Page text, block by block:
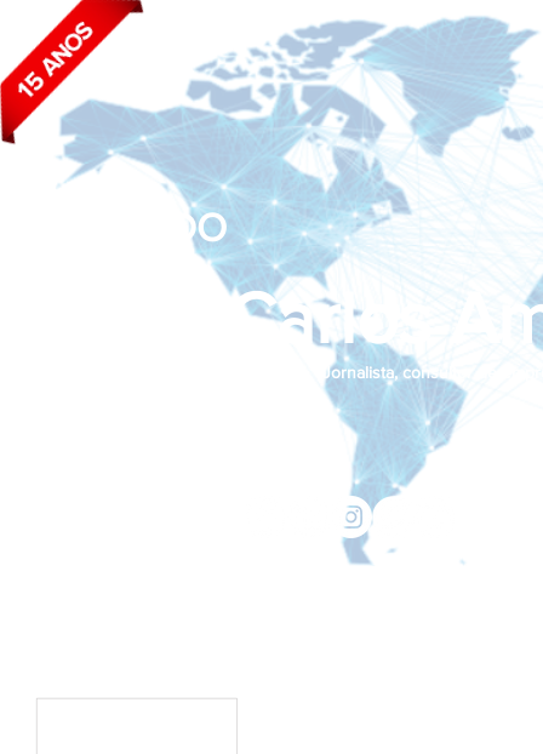
João Carlos
BLOG DO
Jornalista, consultor de